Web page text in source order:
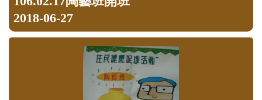
2018-06-27